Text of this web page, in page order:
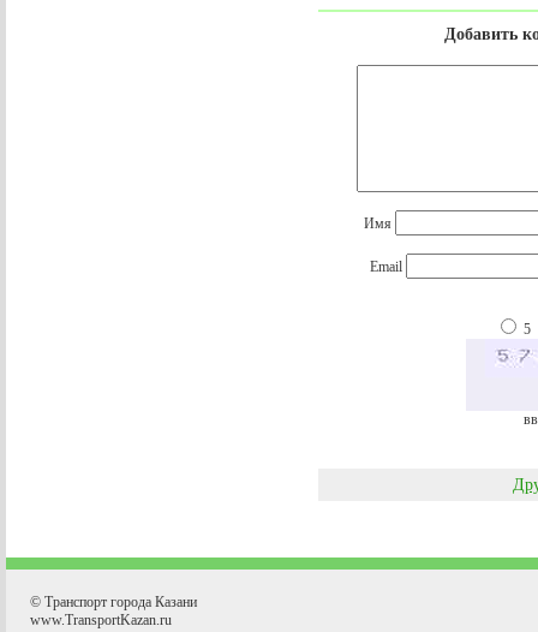
Добавить
Имя
Email
5
© Транспорт города Казани
www.TransportKazan.ru